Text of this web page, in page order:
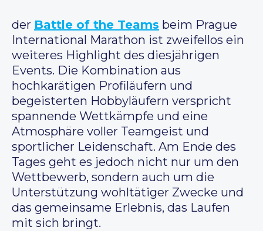
der Battle of the Teams beim Prague
International Marathon ist zweifellos ein
weiteres Highlight des diesjährigen
Events. Die Kombination aus
hochkarätigen Profiläufern und
begeisterten Hobbyläufern verspricht
spannende Wettkämpfe und eine
Atmosphäre voller Teamgeist und
sportlicher Leidenschaft. Am Ende des
Tages geht es jedoch nicht nur um den
Wettbewerb, sondern auch um die
Unterstützung wohltätiger Zwecke und
das gemeinsame Erlebnis, das Laufen
mit sich bringt.